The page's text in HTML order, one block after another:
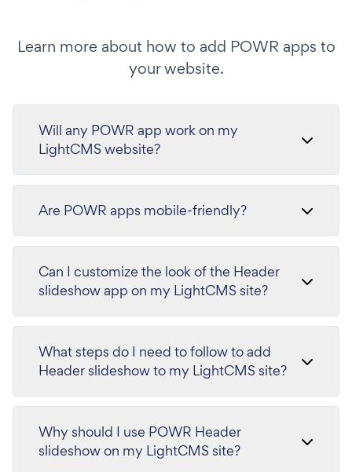
Learn more about how to add POWR apps to
your website.
Will any POWR app work on my
LightCMS website?
Are POWR apps mobile-friendly?
Can I customize the look of the Header
slideshow app on my LightCMS site?
What steps do I need to follow to add
Header slideshow to my LightCMS site?
Why should I use POWR Header
slideshow on my LightCMS site?